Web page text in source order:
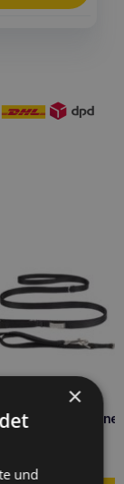
Verstellbare Leine
×
und